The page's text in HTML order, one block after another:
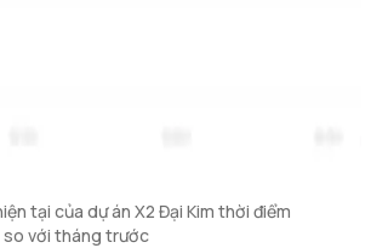
tại của dự án X2 Đại Kim thời điểm
với tháng trước